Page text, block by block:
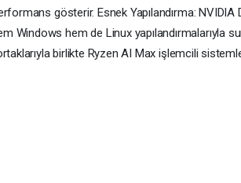
gösterir. Esnek Yapılandırma: NVIDIA
Windows hem de Linux yapılandırmalarıyla
birlikte Ryzen AI Max işlemcili